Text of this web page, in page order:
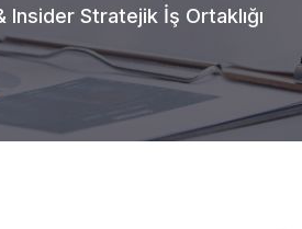
Insider Stratejik İş Ortaklığı